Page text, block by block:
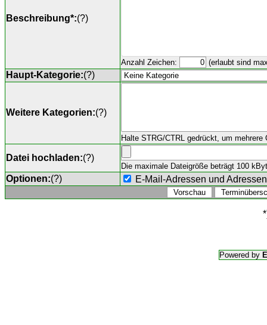
Beschreibung*:(?)
Anzahl Zeichen: (erlaubt sind
Haupt-Kategorie:(?)
Weitere Kategorien:(?)
Halte STRG/CTRL gedrückt, um mehrere
Datei hochladen:(?)
Die maximale Dateigröße beträgt 100
Optionen:(?) E-Mail-Adressen und
Powered by